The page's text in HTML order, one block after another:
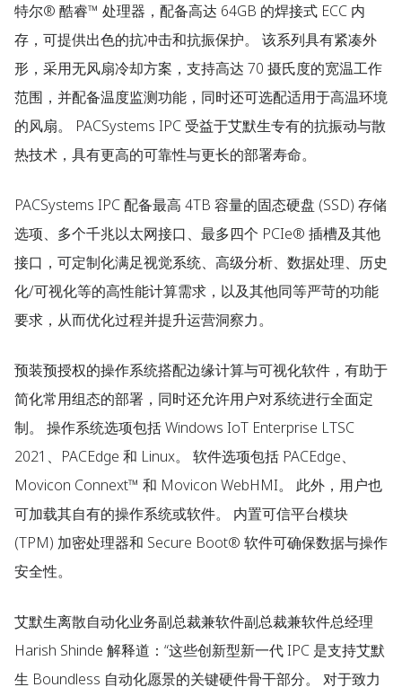
特尔® 酷睿™ 处理器，配备高达 64GB 的焊接式 ECC 内
存，可提供出色的抗冲击和抗振保护。 该系列具有紧凑外
形，采用无风扇冷却方案，支持高达 70 摄氏度的宽温工作
范围，并配备温度监测功能，同时还可选配适用于高温环境
的风扇。 PACSystems IPC 受益于艾默生专有的抗振动与散
热技术，具有更高的可靠性与更长的部署寿命。
PACSystems IPC 配备最高 4TB 容量的固态硬盘 (SSD) 存储
选项、多个千兆以太网接口、最多四个 PCIe® 插槽及其他
接口，可定制化满足视觉系统、高级分析、数据处理、历史
化/可视化等的高性能计算需求，以及其他同等严苛的功能
要求，从而优化过程并提升运营洞察力。
预装预授权的操作系统搭配边缘计算与可视化软件，有助于
简化常用组态的部署，同时还允许用户对系统进行全面定
制。 操作系统选项包括 Windows IoT Enterprise LTSC
2021、PACEdge 和 Linux。 软件选项包括 PACEdge、
Movicon Connext™ 和 Movicon WebHMI。 此外，用户也
可加载其自有的操作系统或软件。 内置可信平台模块
(TPM) 加密处理器和 Secure Boot® 软件可确保数据与操作
安全性。
艾默生离散自动化业务副总裁兼软件副总裁兼软件总经理
Harish Shinde 解释道：“这些创新型新一代 IPC 是支持艾默
生 Boundless 自动化愿景的关键硬件骨干部分。 对于致力